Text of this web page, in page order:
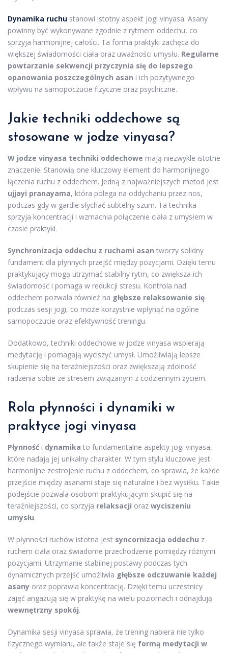
Dynamika ruchu stanowi istotny aspekt jogi vinyasa. Asany
powinny być wykonywane zgodnie z rytmem oddechu, co
sprzyja harmonijnej całości. Ta forma praktyki zachęca do
większej świadomości ciała oraz uważności umysłu. Regularne
powtarzanie sekwencji przyczynia się do lepszego
opanowania poszczególnych asan i ich pozytywnego
wpływu na samopoczucie fizyczne oraz psychiczne.
Jakie techniki oddechowe są
stosowane w jodze vinyasa?
W jodze vinyasa techniki oddechowe mają niezwykle istotne
znaczenie. Stanowią one kluczowy element do harmonijnego
łączenia ruchu z oddechem. Jedną z najważniejszych metod jest
ujjayi pranayama, która polega na oddychaniu przez nos,
podczas gdy w gardle słychać subtelny szum. Ta technika
sprzyja koncentracji i wzmacnia połączenie ciała z umysłem w
czasie praktyki.
Synchronizacja oddechu z ruchami asan tworzy solidny
fundament dla płynnych przejść między pozycjami. Dzięki temu
praktykujący mogą utrzymać stabilny rytm, co zwiększa ich
świadomość i pomaga w redukcji stresu. Kontrola nad
oddechem pozwala również na głębsze relaksowanie się
podczas sesji jogi, co może korzystnie wpłynąć na ogólne
samopoczucie oraz efektywność treningu.
Dodatkowo, techniki oddechowe w jodze vinyasa wspierają
medytację i pomagają wyciszyć umysł. Umożliwiają lepsze
skupienie się na teraźniejszości oraz zwiększają zdolność
radzenia sobie ze stresem związanym z codziennym życiem.
Rola płynności i dynamiki w
praktyce jogi vinyasa
Płynność i dynamika to fundamentalne aspekty jogi vinyasa,
które nadają jej unikalny charakter. W tym stylu kluczowe jest
harmonijne zestrojenie ruchu z oddechem, co sprawia, że każde
przejście między asanami staje się naturalne i bez wysiłku. Takie
podejście pozwala osobom praktykującym skupić się na
teraźniejszości, co sprzyja relaksacji oraz wyciszeniu
umysłu.
W płynności ruchów istotna jest syncornizacja oddechu z
ruchem ciała oraz świadome przechodzenie pomiędzy różnymi
pozycjami. Utrzymanie stabilnej postawy podczas tych
dynamicznych przejść umożliwia głębsze odczuwanie każdej
asany oraz poprawia koncentrację. Dzięki temu uczestnicy
zajęć angażują się w praktykę na wielu poziomach i odnajdują
wewnętrzny spokój.
Dynamika sesji vinyasa sprawia, że trening nabiera nie tylko
fizycznego wymiaru, ale także staje się formą medytacji w